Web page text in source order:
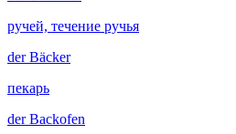
ручей, течение ручья
derBäcker
пекарь
derBackofen